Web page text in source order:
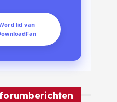
lid van